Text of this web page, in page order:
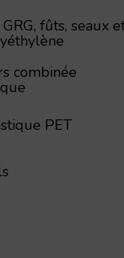
fûts, seaux
combinée
PET